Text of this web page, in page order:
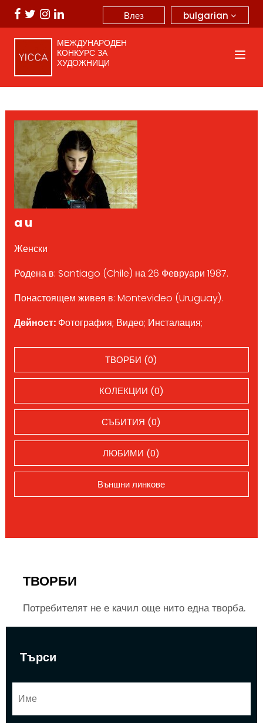
bulgarian
Влез
МЕЖДУНАРОДЕН
КОНКУРС ЗА
ХУДОЖНИЦИ
Търси
a u
Женски
Родена в: Santiago (Chile) на 26 Февруари 1987.
Понастоящем живея в: Montevideo (Uruguay).
Дейност:Фотография; Видео; Инсталация;
ТВОРБИ (0)
КОЛЕКЦИИ (0)
СЪБИТИЯ (0)
ЛЮБИМИ (0)
Външни линкове
ТВОРБИ
Потребителят не е качил още нито една творба.